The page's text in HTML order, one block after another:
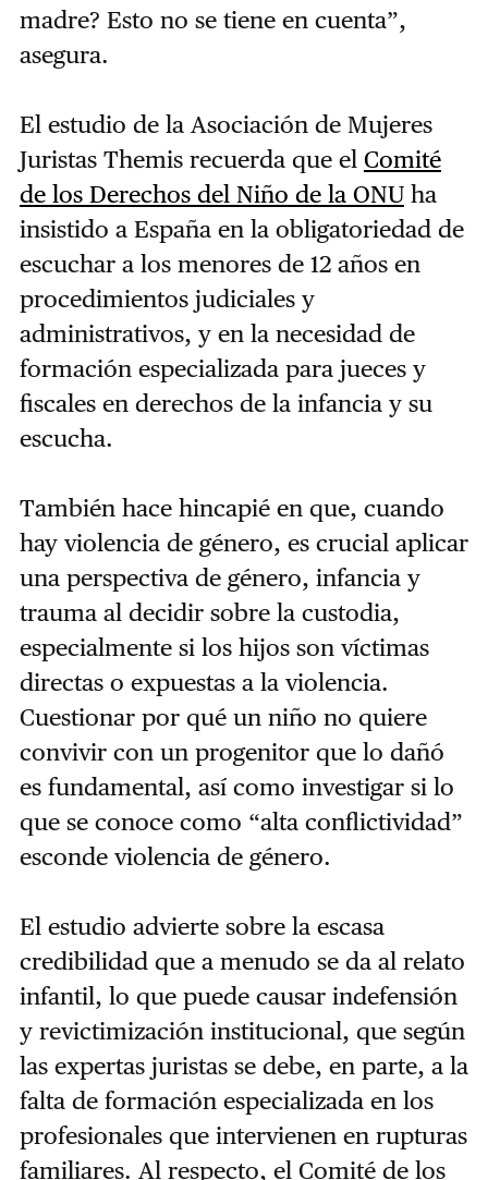
madre? Esto no se tiene en cuenta”,
asegura.
El estudio de la Asociación de Mujeres
Juristas Themis recuerda que el Comité
de los Derechos del Niño de la ONUha
insistido a España en la obligatoriedad de
escuchar a los menores de 12 años en
procedimientos judiciales y
administrativos, y en la necesidad de
formación especializada para jueces y
fiscales en derechos de la infancia y su
escucha.
También hace hincapié en que, cuando
hay violencia de género, es crucial aplicar
una perspectiva de género, infancia y
trauma al decidir sobre la custodia,
especialmente si los hijos son víctimas
directas o expuestas a la violencia.
Cuestionar por qué un niño no quiere
convivir con un progenitor que lo dañó
es fundamental, así como investigar si lo
que se conoce como “alta conflictividad”
esconde violencia de género.
El estudio advierte sobre la escasa
credibilidad que a menudo se da al relato
infantil, lo que puede causar indefensión
y revictimización institucional, que según
las expertas juristas se debe, en parte, a la
falta de formación especializada en los
profesionales que intervienen en rupturas
familiares. Al respecto, el Comité de los